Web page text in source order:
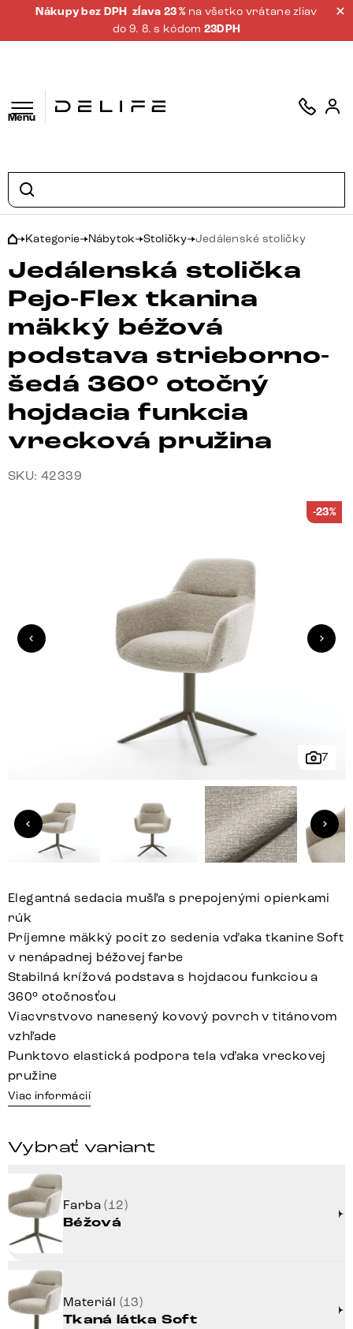
Nákupy bez DPH zĺava 23 % na všetko vrátane zliav
do 9. 8. s kódom 23DPH
Menu
Kategorie Nábytok Stoličky Jedálenské stoličky
Jedálenská stolička
Pejo-Flex tkanina
mäkký béžová
podstava strieborno-
šedá 360° otočný
hojdacia funkcia
vrecková pružina
SKU: 42339
7
-23%
Elegantná sedacia mušľa s prepojenými opierkami
rúk
Príjemne mäkký pocit zo sedenia vďaka tkanine Soft
v nenápadnej béžovej farbe
Stabilná krížová podstava s hojdacou funkciou a
360° otočnosťou
Viacvrstvovo nanesený kovový povrch v titánovom
vzhľade
Punktovo elastická podpora tela vďaka vreckovej
pružine
Viac informácií
Vybrať variant
Farba(12)
Béžová
Materiál (13)
Tkaná látka Soft